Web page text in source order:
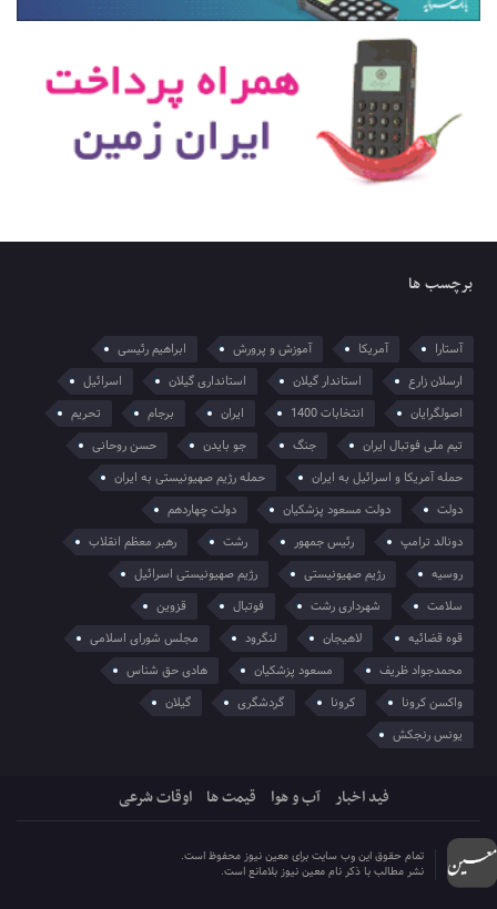
برچسب ها
آستارا آمریکا آموزش و پرورش
ابراهیم رئیسی
ارسلان زارع
استاندار گیلان استانداری گیلان
اسرائیل
اصولگرایان
انتخابات 1400 ایران برجام
تحریم
تیم ملی فوتبال ایران
جنگ جو بایدن
حسن روحانی
حمله آمریکا و اسرائیل به ایران
حمله رژیم صهیونیستی به ایران
دولت
دولت مسعود پزشکیان
دولت چهاردهم
دونالد ترامپ
رئیس جمهور رشت
رهبر معظم انقلاب
روسیه
رژیم صهیونیستی
رژیم صهیونیستی اسرائیل
سلامت
شهرداری رشت فوتبال
قزوین
قوه قضائیه
لاهیجان لنگرود
مجلس شورای اسلامی
محمدجواد ظریف
مسعود پزشکیان
هادی حق شناس
واکسن کرونا
کرونا گردشگری
گیلان
یونس رنجکش
فید اخبار آب و هوا قیمت ها اوقات شرعی
تمام حقوق این وب سایت برای معین نیوز محفوظ است.
نشر مطالب با ذکر نام معین نیوز بلامانع است.